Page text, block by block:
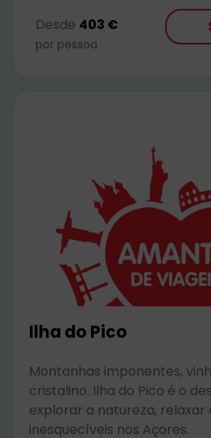
Desde 403 €
por pessoa
Ilha do Pico
Montanhas imponentes,
cristalino. Ilha do Pico é o
explorar a natureza,
inesquecíveis nos Açores.